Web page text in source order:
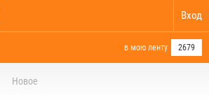
Вход
в мою ленту 2679
Новое